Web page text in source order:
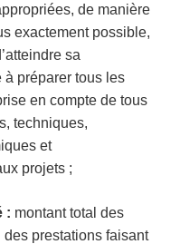
de manière
exactement possible,
sa
préparer tous les
en compte de tous
techniques,
et
projets ;
: montant total des
prestations faisant